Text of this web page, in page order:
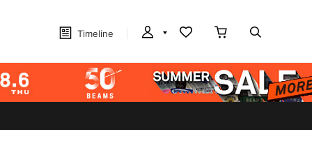
Timeline